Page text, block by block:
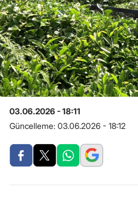
03.06.2026 - 18:11
Güncelleme: 03.06.2026 - 18:12